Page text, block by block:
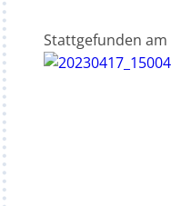
Stattgefunden am